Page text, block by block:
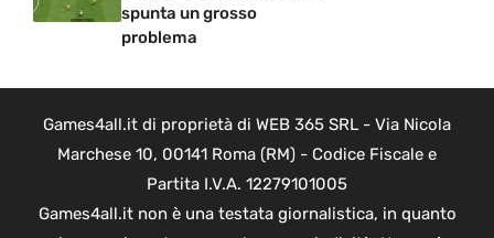
spunta un grosso
problema
Games4all.it di proprietà di WEB 365 SRL - Via Nicola
Marchese 10, 00141 Roma (RM) - Codice Fiscale e
Partita I.V.A. 12279101005
Games4all.it non è una testata giornalistica, in quanto